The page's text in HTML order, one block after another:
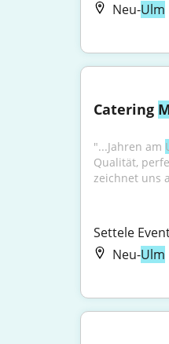
Neu-Ulm
Catering
"...Jahren am
Qualität,
zeichnet uns
Settele
Neu-Ulm